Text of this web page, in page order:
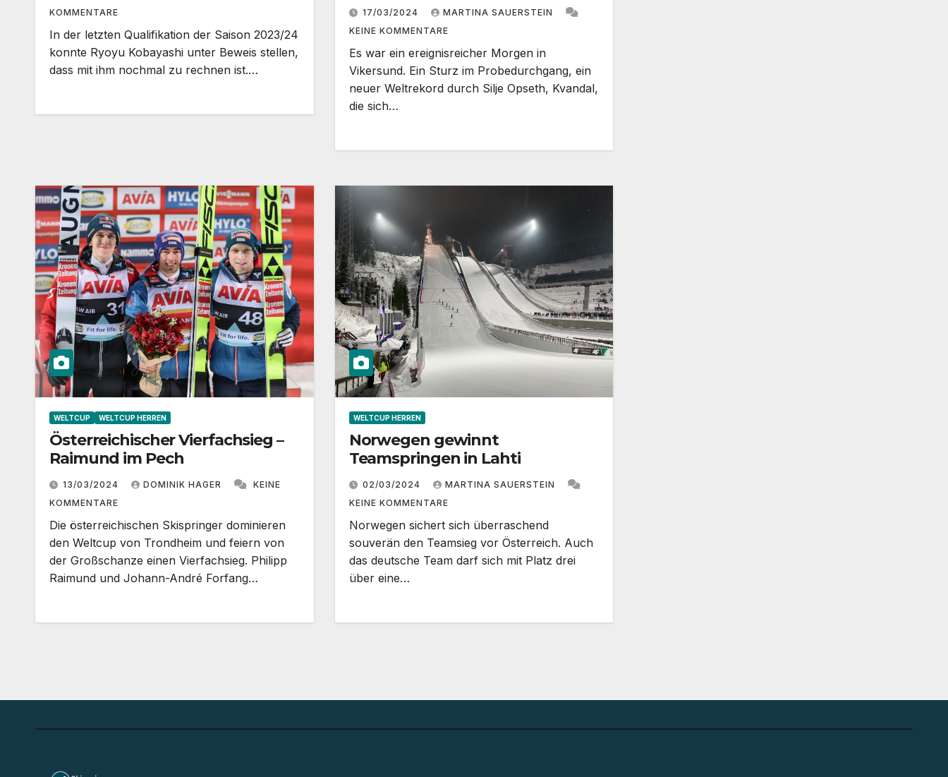
KOMMENTARE
In der letzten Qualifikation der Saison 2023/24
konnte Ryoyu Kobayashi unter Beweis stellen,
dass mit ihm nochmal zu rechnen ist.…
17/03/2024
MARTINA SAUERSTEIN
KEINE KOMMENTARE
Es war ein ereignisreicher Morgen in
Vikersund. Ein Sturz im Probedurchgang, ein
neuer Weltrekord durch Silje Opseth, Kvandal,
die sich…
WELTCUP WELTCUP HERREN
Österreichischer Vierfachsieg –
Raimund im Pech
13/03/2024 DOMINIK HAGER
KEINE
KOMMENTARE
Die österreichischen Skispringer dominieren
den Weltcup von Trondheim und feiern von
der Großschanze einen Vierfachsieg. Philipp
Raimund und Johann-André Forfang…
WELTCUP HERREN
Norwegen gewinnt
Teamspringen in Lahti
02/03/2024
MARTINA SAUERSTEIN
KEINE KOMMENTARE
Norwegen sichert sich überraschend
souverän den Teamsieg vor Österreich. Auch
das deutsche Team darf sich mit Platz drei
über eine…